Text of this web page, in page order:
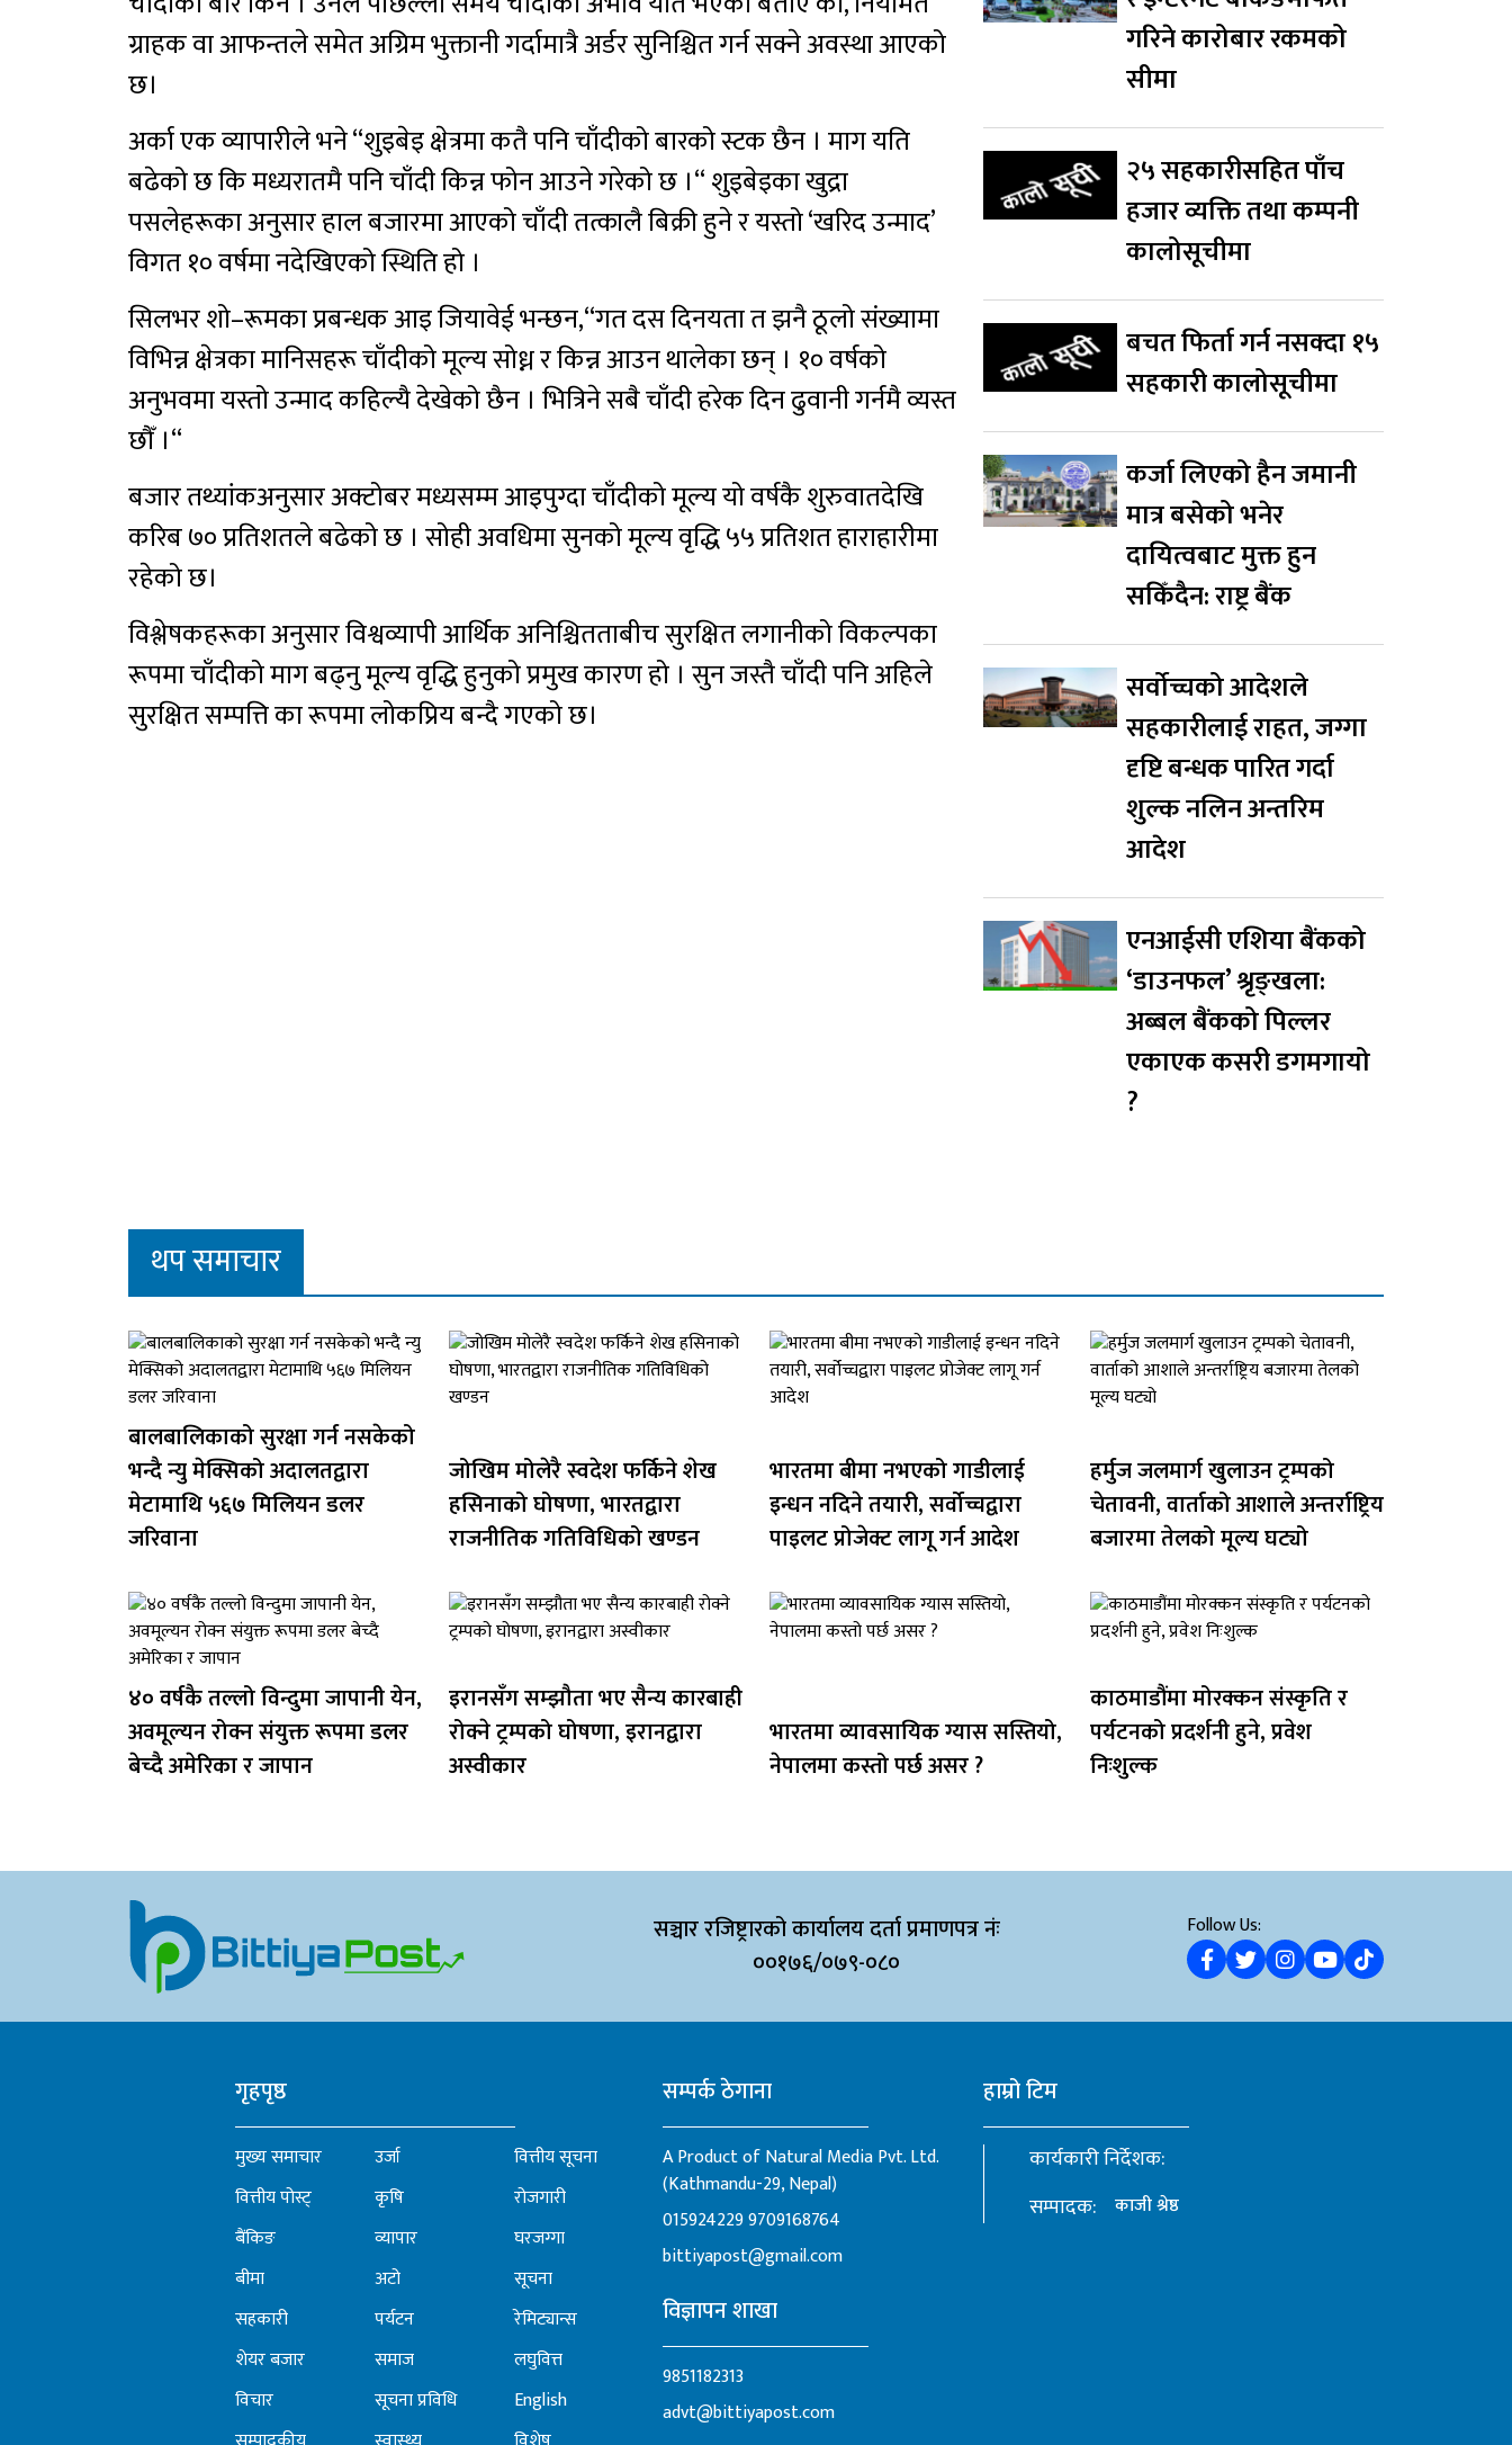
ग्राहक वा आफन्तले समेत अग्रिम भुक्तानी गर्दामात्रै अर्डर सुनिश्चित गर्न सक्ने अवस्था आएको
छ।
अर्का एक व्यापारीले भने “शुइबेइ क्षेत्रमा कतै पनि चाँदीको बारको स्टक छैन । माग यति
बढेको छ कि मध्यरातमै पनि चाँदी किन्न फोन आउने गरेको छ ।“ शुइबेइका खुद्रा
पसलेहरूका अनुसार हाल बजारमा आएको चाँदी तत्कालै बिक्री हुने र यस्तो ‘खरिद उन्माद’
विगत १० वर्षमा नदेखिएको स्थिति हो ।
सिलभर शो–रूमका प्रबन्धक आइ जियावेई भन्छन,“गत दस दिनयता त झनै ठूलो संख्यामा
विभिन्न क्षेत्रका मानिसहरू चाँदीको मूल्य सोध्न र किन्न आउन थालेका छन् । १० वर्षको
अनुभवमा यस्तो उन्माद कहिल्यै देखेको छैन । भित्रिने सबै चाँदी हरेक दिन ढुवानी गर्नमै व्यस्त
छौँ ।“
बजार तथ्यांकअनुसार अक्टोबर मध्यसम्म आइपुग्दा चाँदीको मूल्य यो वर्षकै शुरुवातदेखि
करिब ७० प्रतिशतले बढेको छ । सोही अवधिमा सुनको मूल्य वृद्धि ५५ प्रतिशत हाराहारीमा
रहेको छ।
विश्लेषकहरूका अनुसार विश्वव्यापी आर्थिक अनिश्चितताबीच सुरक्षित लगानीको विकल्पका
रूपमा चाँदीको माग बढ्नु मूल्य वृद्धि हुनुको प्रमुख कारण हो । सुन जस्तै चाँदी पनि अहिले
सुरक्षित सम्पत्ति का रूपमा लोकप्रिय बन्दै गएको छ।
गरिने कारोबार रकमको
सीमा
२५ सहकारीसहित पाँच
हजार व्यक्ति तथा कम्पनी
कालोसूचीमा
बचत फिर्ता गर्न नसक्दा १५
सहकारी कालोसूचीमा
कर्जा लिएको हैन जमानी
मात्र बसेको भनेर
दायित्वबाट मुक्त हुन
सकिँदैन: राष्ट्र बैंक
सर्वोच्चको आदेशले
सहकारीलाई राहत, जग्गा
दृष्टि बन्धक पारित गर्दा
शुल्क नलिन अन्तरिम
आदेश
एनआईसी एशिया बैंकको
‘डाउनफल’ श्रृङ्खला:
अब्बल बैंकको पिल्लर
एकाएक कसरी डगमगायो
?
थप समाचार
बालबालिकाको सुरक्षा गर्न नसकेको
भन्दै न्यु मेक्सिको अदालतद्वारा
मेटामाथि ५६७ मिलियन डलर
जरिवाना
जोखिम मोलेरै स्वदेश फर्किने शेख
हसिनाको घोषणा, भारतद्वारा
राजनीतिक गतिविधिको खण्डन
भारतमा बीमा नभएको गाडीलाई
इन्धन नदिने तयारी, सर्वोच्चद्वारा
पाइलट प्रोजेक्ट लागू गर्न आदेश
हर्मुज जलमार्ग खुलाउन ट्रम्पको
चेतावनी, वार्ताको आशाले अन्तर्राष्ट्रिय
बजारमा तेलको मूल्य घट्यो
४० वर्षकै तल्लो विन्दुमा जापानी येन,
अवमूल्यन रोक्न संयुक्त रूपमा डलर
बेच्दै अमेरिका र जापान
इरानसँग सम्झौता भए सैन्य कारबाही
रोक्ने ट्रम्पको घोषणा, इरानद्वारा
अस्वीकार
भारतमा व्यावसायिक ग्यास सस्तियो,
नेपालमा कस्तो पर्छ असर ?
काठमाडौंमा मोरक्कन संस्कृति र
पर्यटनको प्रदर्शनी हुने, प्रवेश
निःशुल्क
सञ्चार रजिष्ट्रारको कार्यालय दर्ता प्रमाणपत्र नंः
००१७६/०७९-०८०
Follow Us:
गृहपृष्ठ
मुख्य समाचार
वित्तीय पोस्ट्
बैंकिङ
बीमा
सहकारी
शेयर बजार
विचार
उर्जा
कृषि
व्यापार
अटो
पर्यटन
समाज
सूचना प्रविधि
वित्तीय सूचना
रोजगारी
घरजग्गा
सूचना
रेमिट्यान्स
लघुवित्त
English
सम्पर्क ठेगाना
A Product of Natural Media Pvt. Ltd.
(Kathmandu-29, Nepal)
0159242299709168764
bittiyapost@gmail.com
विज्ञापन शाखा
9851182313
advt@bittiyapost.com
हाम्रो टिम
कार्यकारी निर्देशक:
सम्पादक:
काजी श्रेष्ठ